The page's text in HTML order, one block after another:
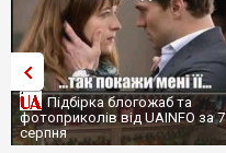
Підбірка блогожаб та
фотоприколів від UAINFO за 7
серпня